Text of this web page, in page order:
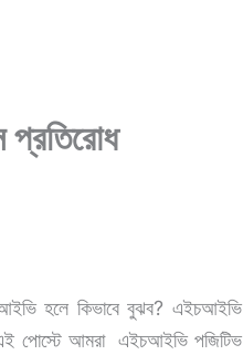
হলে কিভাবে বুঝব? এইচআইভি
পোস্টে আমরা এইচআইভি পজিটিভ